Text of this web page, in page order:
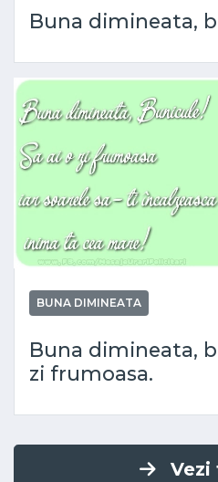
Buna dimineata,
BUNA DIMINEATA
Buna dimineata,
zi frumoasa.